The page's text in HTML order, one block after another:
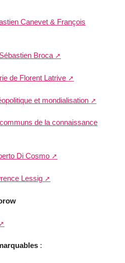
Canevet & François
Broca
de Florent Latrive
et mondialisation
de la connaissance
Di Cosmo
Lessig
: